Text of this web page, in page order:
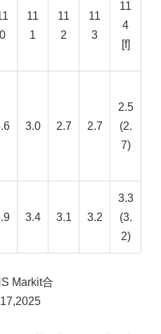
0
11
1
11
2
11
3
11
4
[f]
3.0 2.7 2.7
2.5
(2.
7)
3.4 3.1 3.2
3.3
(3.
2)
Markit合